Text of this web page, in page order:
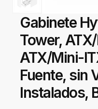
Gabinete
Tower,
ATX/Mini-
Fuente, sin
Instalados,